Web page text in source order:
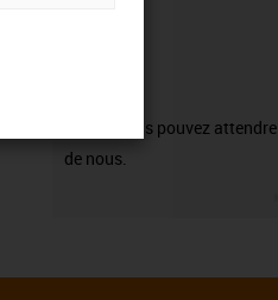
Ce que vous pouvez attendre
de nous.